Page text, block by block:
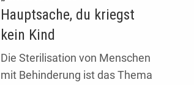
Hauptsache, du kriegst
kein Kind
Die Sterilisation von Menschen
mit Behinderung ist das Thema